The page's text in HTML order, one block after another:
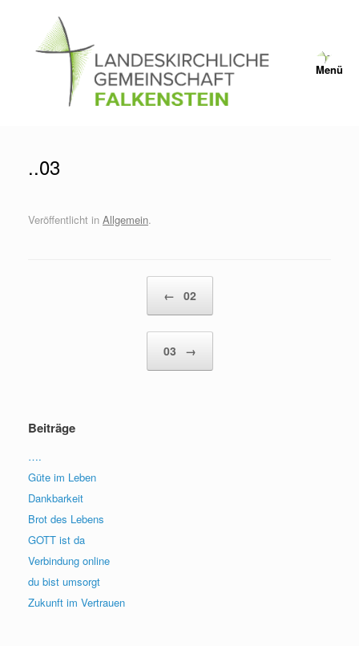
Menü
..03
Veröffentlicht in Allgemein.
← 02
03 →
Beiträge
….
Güte im Leben
Dankbarkeit
Brot des Lebens
GOTT ist da
Verbindung online
du bist umsorgt
Zukunft im Vertrauen